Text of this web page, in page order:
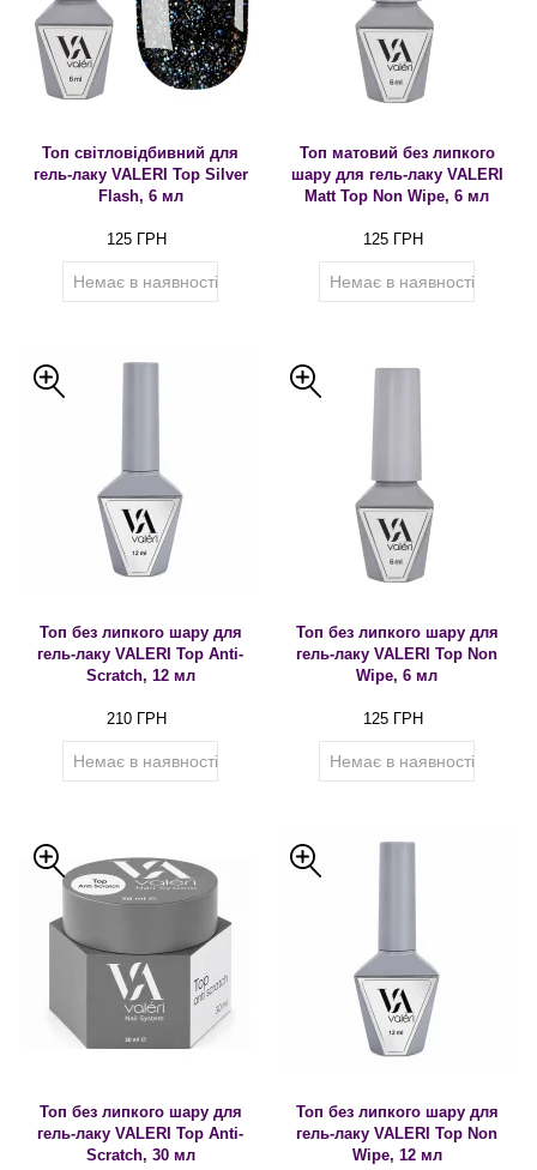
Топ світловідбивний для
гель-лаку VALERI Top Silver
Flash, 6 мл
125 ГРН
Немає в наявності
Топ матовий без липкого
шару для гель-лаку VALERI
Matt Top Non Wipe, 6 мл
125 ГРН
Немає в наявності
Топ без липкого шару для
гель-лаку VALERI Top Anti-
Scratch, 12 мл
210 ГРН
Немає в наявності
Топ без липкого шару для
гель-лаку VALERI Top Non
Wipe, 6 мл
125 ГРН
Немає в наявності
Топ без липкого шару для
гель-лаку VALERI Top Anti-
Scratch, 30 мл
Топ без липкого шару для
гель-лаку VALERI Top Non
Wipe, 12 мл